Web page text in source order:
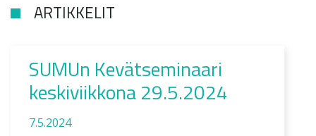
ARTIKKELIT
SUMUn Kevätseminaari
keskiviikkona 29.5.2024
7.5.2024